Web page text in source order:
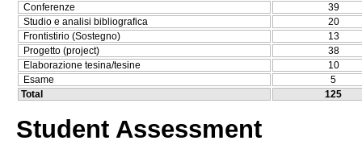
Conferenze
39
Studio e analisi bibliografica
20
Frontistirio (Sostegno)
13
Progetto (project)
38
Elaborazione tesina/tesine
10
Esame
5
Total
125
Student Assessment